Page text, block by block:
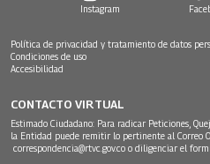
Instagram
Política de privacidad y tratamiento de datos
Condiciones de uso
Accesibilidad
CONTACTO VIRTUAL
Estimado Ciudadano: Para radicar Peticiones,
la Entidad puede remitir lo pertinente al Correo
correspondencia@rtvc.gov.co o diligenciar el